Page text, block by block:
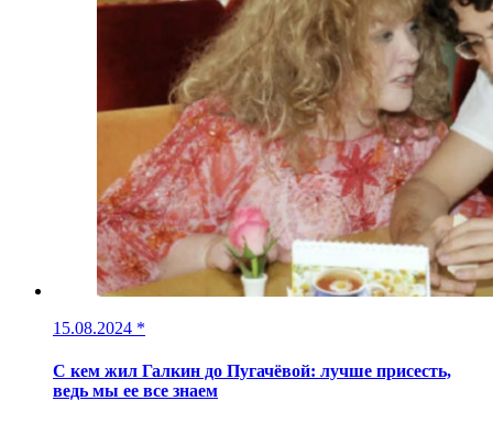
15.08.2024 *
С кем жил Галкин до Пугачёвой: лучше присесть,
ведь мы ее все знаем